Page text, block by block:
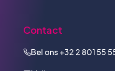
Contact
Bel ons+32 2 801 55